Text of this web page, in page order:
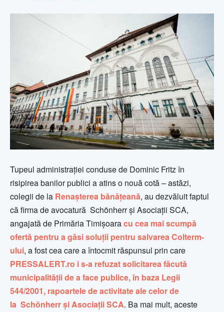
Tupeul administrației conduse de Dominic Fritz în
risipirea banilor publici a atins o nouă cotă – astăzi,
colegii de la Renașterea bănățeană, au dezvăluit faptul
că firma de avocatură Schönherr și Asociații SCA,
angajată de Primăria Timișoaracu cea mai scumpă
ofertă pentru a găsi soluții pentru salvarea Colterm-
ului, a fost cea care a întocmit răspunsul prin care
PRESSALERT.ro i s-a refuzat solicitarea făcută
municipalității de a face publice, în baza Legii
544/2001, rapoartele de activitate ale celor de
la Schönherr și Asociații SCA. Ba mai mult, aceste